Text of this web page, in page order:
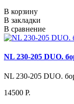
В корзину
В закладки
В сравнение
NL 230-205 DUO.
NL 230-205 DUO.
14500 P.